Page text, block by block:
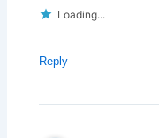
Loading...
Reply